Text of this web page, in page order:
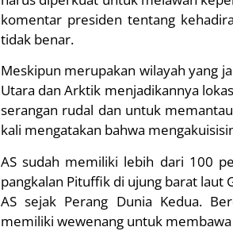
komentar presiden tentang
tidak benar.
Meskipun merupakan wilayah yang
Utara dan Arktik menjadikannya
serangan rudal dan untuk
kali mengatakan bahwa
AS sudah memiliki lebih dari 100
pangkalan Pituffik di ujung barat laut
AS sejak Perang Dunia Kedua.
memiliki wewenang untuk